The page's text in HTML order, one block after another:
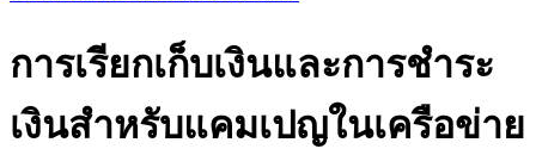
การเรียกเก็บเงินและการชำระ
เงินสำหรับแคมเปญในเครือข่าย